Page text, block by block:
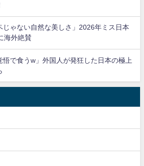
じゃない自然な美しさ」2026年ミス日本
海外絶賛
悟で食うw」外国人が発狂した日本の極上